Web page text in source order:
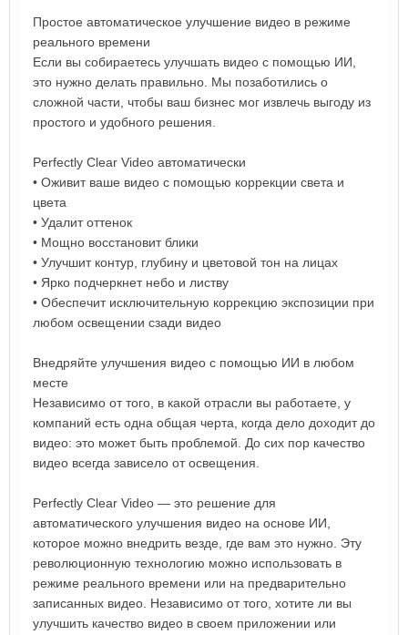
Простое автоматическое улучшение видео в режиме
реального времени
Если вы собираетесь улучшать видео с помощью ИИ,
это нужно делать правильно. Мы позаботились о
сложной части, чтобы ваш бизнес мог извлечь выгоду из
простого и удобного решения.
Perfectly Clear Video автоматически
• Оживит ваше видео с помощью коррекции света и
цвета
• Удалит оттенок
• Мощно восстановит блики
• Улучшит контур, глубину и цветовой тон на лицах
• Ярко подчеркнет небо и листву
• Обеспечит исключительную коррекцию экспозиции при
любом освещении сзади видео
Внедряйте улучшения видео с помощью ИИ в любом
месте
Независимо от того, в какой отрасли вы работаете, у
компаний есть одна общая черта, когда дело доходит до
видео: это может быть проблемой. До сих пор качество
видео всегда зависело от освещения.
Perfectly Clear Video — это решение для
автоматического улучшения видео на основе ИИ,
которое можно внедрить везде, где вам это нужно. Эту
революционную технологию можно использовать в
режиме реального времени или на предварительно
записанных видео. Независимо от того, хотите ли вы
улучшить качество видео в своем приложении или